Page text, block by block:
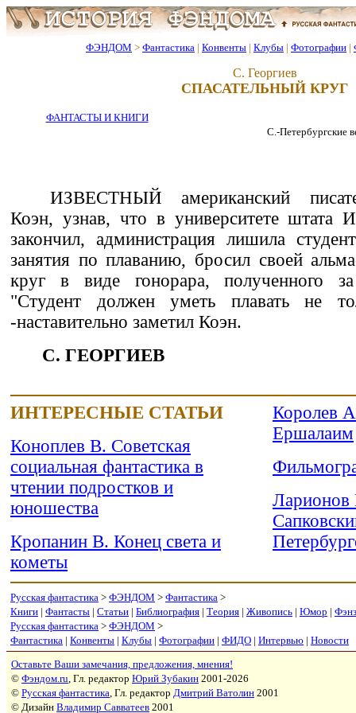
ФЭНДОМ > Фантастика | Конвенты | Клубы | Фотографии |
С. Георгиев
СПАСАТЕЛЬНЫЙ КРУГ
ФАНТАСТЫ И КНИГИ
С.-Петербургские
ИЗВЕСТНЫЙ американский
Коэн, узнав, что в университете штата
закончил, администрация лишила
занятия по плаванию, бросил своей
круг в виде гонорара, полученного
"Студент должен уметь плавать не
-наставительно заметил Коэн.
С. ГЕОРГИЕВ
ИНТЕРЕСНЫЕ СТАТЬИ
Коноплев В. Советская
социальная фантастика в
чтении подростков и
юношества
Кропанин В. Конец света и
кометы
Королев
Ершалаим
Русская фантастика > ФЭНДОМ > Фантастика >
Книги | Фантасты | Статьи | Библиография | Теория | Живопись | Юмор |
Русская фантастика > ФЭНДОМ >
Фантастика | Конвенты | Клубы | Фотографии | ФИДО | Интервью | Новости
Оставьте Ваши замечания, предложения, мнения!
© Фэндом.ru, Гл. редактор Юрий Зубакин 2001-2026
© Русская фантастика, Гл. редактор Дмитрий Ватолин 2001
© Дизайн Владимир Савватеев 2001